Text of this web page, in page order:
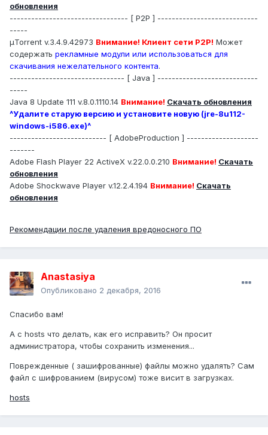
обновления
--------------------------------- [ P2P ] ----------------------------
-----
µTorrent v.3.4.9.42973 Внимание! Клиент сети P2P! Может
содержать рекламные модули или использоваться для
скачивания нежелательного контента.
-------------------------------- [ Java ] ----------------------------
-----
Java 8 Update 111 v.8.0.1110.14 Внимание! Скачать обновления
^Удалите старую версию и установите новую (jre-8u112-
windows-i586.exe)^
--------------------------- [ AdobeProduction ] --------------------
-------
Adobe Flash Player 22 ActiveX v.22.0.0.210 Внимание! Скачать
обновления
Adobe Shockwave Player v.12.2.4.194 Внимание! Скачать
обновления
Рекомендации после удаления вредоносного ПО
Anastasiya
Опубликовано 2 декабря, 2016
Спасибо вам!
А с hosts что делать, как его исправить? Он просит
администратора, чтобы сохранить изменения...
Поврежденные ( зашифрованные) файлы можно удалять? Сам
файл с шифрованием (вирусом) тоже висит в загрузках.
hosts